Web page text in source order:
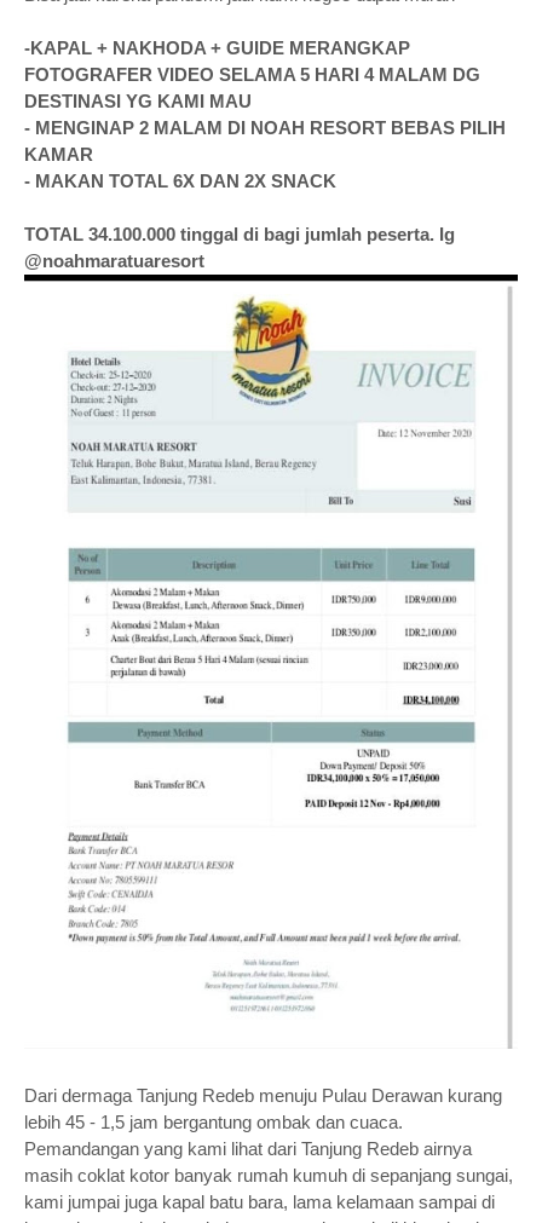
-KAPAL + NAKHODA + GUIDE MERANGKAP
FOTOGRAFER VIDEO SELAMA 5 HARI 4 MALAM DG
DESTINASI YG KAMI MAU
- MENGINAP 2 MALAM DI NOAH RESORT BEBAS PILIH
KAMAR
- MAKAN TOTAL 6X DAN 2X SNACK
TOTAL 34.100.000 tinggal di bagi jumlah peserta. Ig
@noahmaratuaresort
Dari dermaga Tanjung Redeb menuju Pulau Derawan kurang
lebih 45 - 1,5 jam bergantung ombak dan cuaca.
Pemandangan yang kami lihat dari Tanjung Redeb airnya
masih coklat kotor banyak rumah kumuh di sepanjang sungai,
kami jumpai juga kapal batu bara, lama kelamaan sampai di